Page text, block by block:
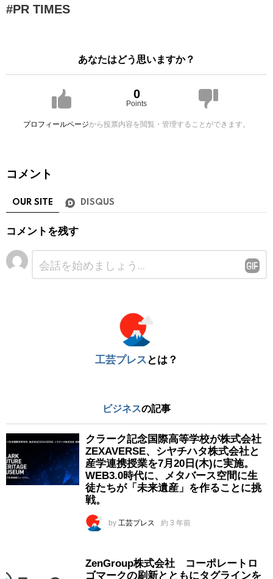
PR TIMES
あなたはどう思いますか？
0
Points
プロフィールページから投票内容を閲覧・管理することができます。
コメント
OUR SITE DISQUS
コメントを残す
工芸プレス とは？
ビジネスの記事
クラーク記念国際高等学校が株式会社
ZEXAVERSE、シヤチハタ株式会社と
産学連携授業を7月20日(木)に実施。
WEB3.0時代に、メタバース空間に生
徒たちが「未来遺産」を作ることに挑
戦。
by 工芸プレス 約 3 年前
ZenGroup株式会社 コーポレートロ
ゴマークの刷新とともにタグラインを